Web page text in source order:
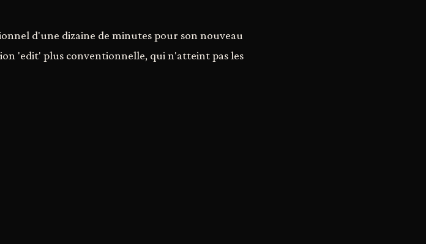
d'une dizaine de minutes pour son nouveau
'edit' plus conventionnelle, qui n'atteint pas les